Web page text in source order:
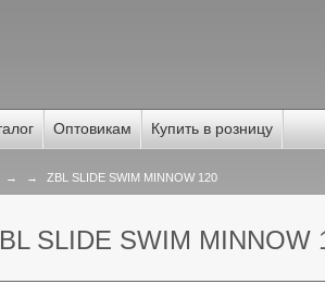
Оптовикам Купить в розницу
→ → ZBL SLIDE SWIM MINNOW 120
SLIDE SWIM MINNOW